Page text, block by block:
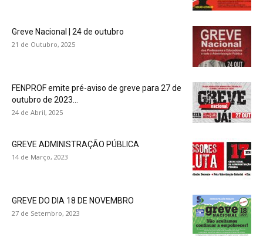
Greve Nacional | 24 de outubro
21 de Outubro, 2025
FENPROF emite pré-aviso de greve para 27 de
outubro de 2023...
24 de Abril, 2025
GREVE ADMINISTRAÇÃO PÚBLICA
14 de Março, 2023
GREVE DO DIA 18 DE NOVEMBRO
27 de Setembro, 2023